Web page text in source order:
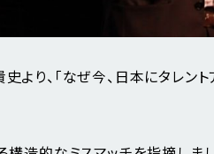
より、「なぜ今、日本にタレン